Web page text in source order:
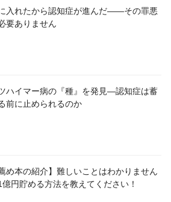
入れたから認知症が進んだ――その罪悪
要ありません
ハイマー病の『種』を発見―認知症は蓄
前に止められるのか
薦め本の紹介】難しいことはわかりません
円貯める方法を教えてください！